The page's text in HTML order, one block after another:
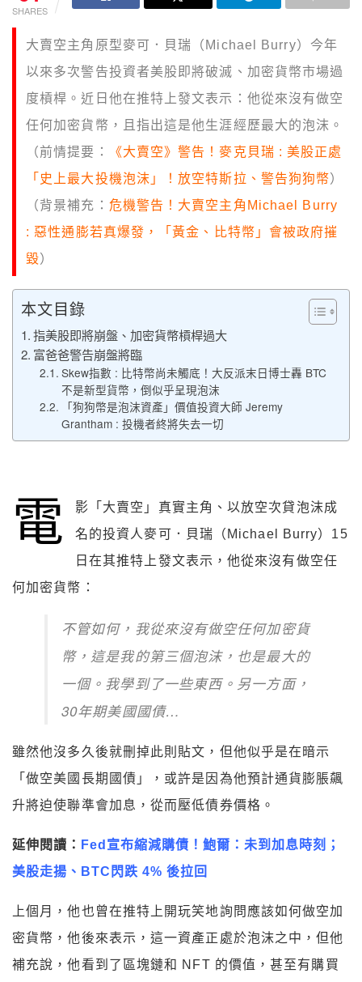
SHARES
大賣空主角原型麥可．貝瑞（Michael Burry）今年
以來多次警告投資者美股即將破滅、加密貨幣市場過
度槓桿。近日他在推特上發文表示：他從來沒有做空
任何加密貨幣，且指出這是他生涯經歷最大的泡沫。
（前情提要：
《大賣空》警告！麥克貝瑞 : 美股正處
「史上最大投機泡沫」！放空特斯拉、警告狗狗幣）
（背景補充： 危機警告！大賣空主角Michael Burry
: 惡性通膨若真爆發，「黃金、比特幣」會被政府摧
毀）
本文目錄
指美股即將崩盤、加密貨幣槓桿過大
富爸爸警告崩盤將臨
Skew指數 : 比特幣尚未觸底！大反派末日博士轟 BTC
不是新型貨幣，倒似乎呈現泡沫
「狗狗幣是泡沫資產」價值投資大師 Jeremy
Grantham : 投機者終將失去一切
電
影「大賣空」真實主角、以放空次貸泡沫成
名的投資人麥可．貝瑞（Michael Burry）15
日在其推特上發文表示，他從來沒有做空任
何加密貨幣：
不管如何，我從來沒有做空任何加密貨
幣，這是我的第三個泡沫，也是最大的
一個。我學到了一些東西。另一方面，
30年期美國國債…
雖然他沒多久後就刪掉此則貼文，但他似乎是在暗示
「做空美國長期國債」，或許是因為他預計通貨膨脹飆
升將迫使聯準會加息，從而壓低債券價格。
延伸閱讀： Fed宣布縮減購債！鮑爾：未到加息時刻；
美股走揚、BTC閃跌 4% 後拉回
上個月，他也曾在推特上開玩笑地詢問應該如何做空加
密貨幣，他後來表示，這一資產正處於泡沫之中，但他
補充說，他看到了區塊鏈和 NFT 的價值，甚至有購買